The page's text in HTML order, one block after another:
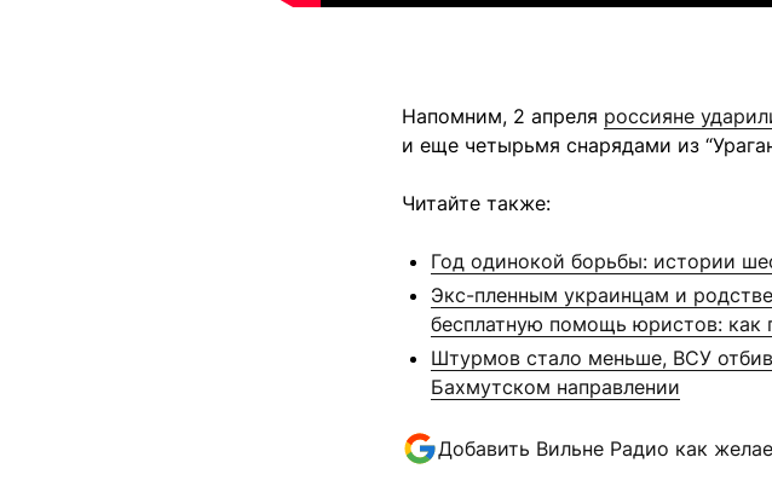
Напомним, 2 апреля россияне
и еще четырьмя снарядами из
Читайте также:
Год одинокой борьбы: истории
Экс-пленным украинцам и
бесплатную помощь юристов: как
Штурмов стало меньше, ВСУ
Бахмутском направлении
Добавить Вильне Радио как